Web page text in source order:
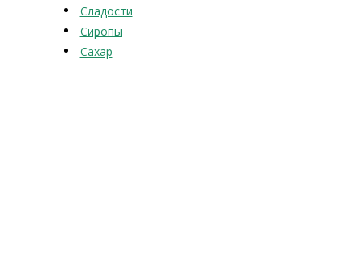
Сладости
Сиропы
Сахар